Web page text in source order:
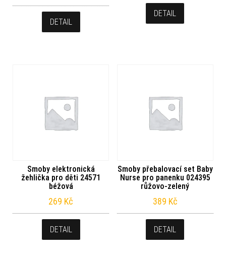
DETAIL
DETAIL
Smoby elektronická
žehlička pro děti 24571
béžová
269 Kč
DETAIL
Smoby přebalovací set Baby
Nurse pro panenku 024395
růžovo-zelený
389 Kč
DETAIL